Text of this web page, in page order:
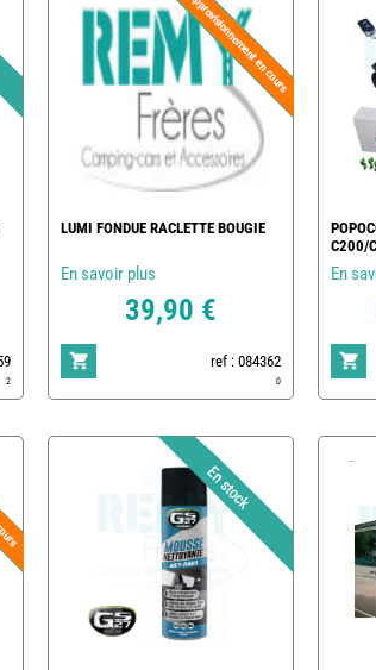
2
LUMI FONDUE RACLETTE BOUGIE
En savoir plus
39,90 €
ref : 084362
0
C200/
En